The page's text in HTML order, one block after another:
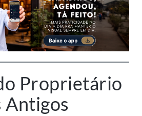
Proprietário
Antigos